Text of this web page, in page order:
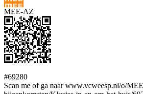
MEE-AZ
#69280
Scan me of ga naar www.vcweesp.nl/o/